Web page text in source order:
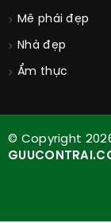
Mê phái đẹp
Nhà đẹp
Ẩm thực
© Copyright